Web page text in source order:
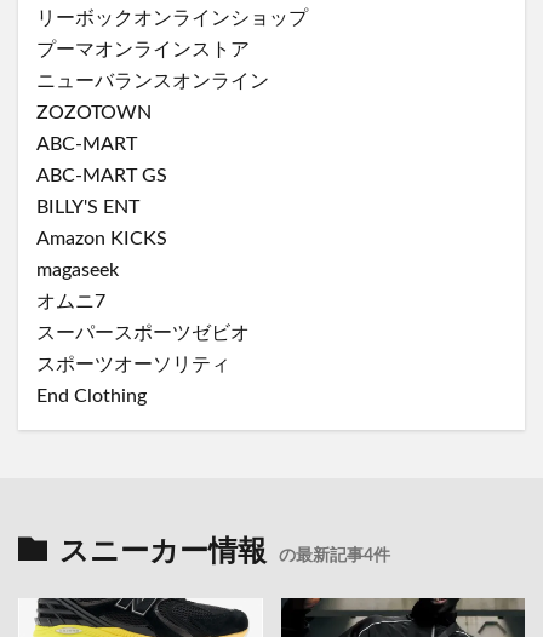
リーボックオンラインショップ
プーマオンラインストア
ニューバランスオンライン
ZOZOTOWN
ABC-MART
ABC-MART GS
BILLY'S ENT
Amazon KICKS
magaseek
オムニ7
スーパースポーツゼビオ
スポーツオーソリティ
End Clothing
スニーカー情報 の最新記事4件